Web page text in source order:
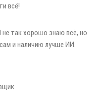
всё!
так хорошо знаю всё, но
и наличию лучше ИИ.